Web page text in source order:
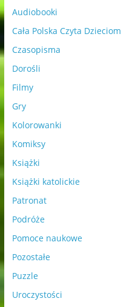
Audiobooki
Cała Polska Czyta Dzieciom
Czasopisma
Dorośli
Filmy
Gry
Kolorowanki
Komiksy
Książki
Książki katolickie
Patronat
Podróże
Pomoce naukowe
Pozostałe
Puzzle
Uroczystości